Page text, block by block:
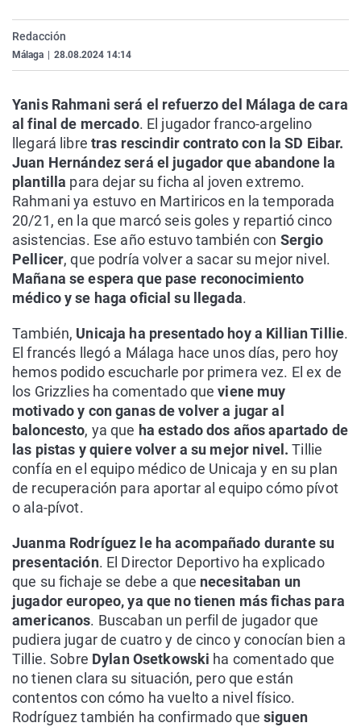
Como el perro y el
Equipo de
Operación Viuda
La Rioja
Navarra
País Vasco
Elecciones
Redacción
Málaga 28.08.2024 14:14
Yanis Rahmani será el refuerzo del Málaga de cara
al final de mercado. El jugador franco-argelino
llegará libre tras rescindir contrato con la SD Eibar.
Juan Hernández será el jugador que abandone la
plantilla para dejar su ficha al joven extremo.
Rahmani ya estuvo en Martiricos en la temporada
20/21, en la que marcó seis goles y repartió cinco
asistencias. Ese año estuvo también con Sergio
Pellicer, que podría volver a sacar su mejor nivel.
Mañana se espera que pase reconocimiento
médico y se haga oficial su llegada.
También, Unicaja ha presentado hoy a Killian Tillie.
El francés llegó a Málaga hace unos días, pero hoy
hemos podido escucharle por primera vez. El ex de
los Grizzlies ha comentado que viene muy
motivado y con ganas de volver a jugar al
baloncesto, ya que ha estado dos años apartado de
las pistas y quiere volver a su mejor nivel. Tillie
confía en el equipo médico de Unicaja y en su plan
de recuperación para aportar al equipo cómo pívot
o ala-pívot.
Juanma Rodríguez le ha acompañado durante su
presentación. El Director Deportivo ha explicado
que su fichaje se debe a que necesitaban un
jugador europeo, ya que no tienen más fichas para
americanos. Buscaban un perfil de jugador que
pudiera jugar de cuatro y de cinco y conocían bien a
Tillie. Sobre Dylan Osetkowski ha comentado que
no tienen clara su situación, pero que están
contentos con cómo ha vuelto a nivel físico.
Rodríguez también ha confirmado quesiguen